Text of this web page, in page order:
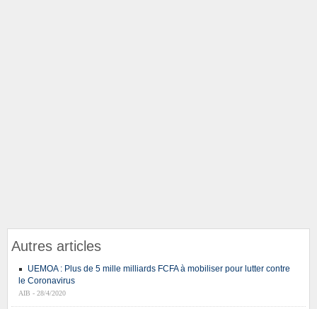
Autres articles
UEMOA : Plus de 5 mille milliards FCFA à mobiliser pour lutter contre
le Coronavirus
AIB - 28/4/2020